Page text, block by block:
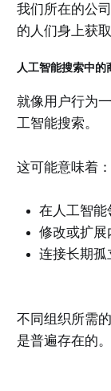
我们所在的公
的人们身上获取
人工智能搜索中的
就像用户行为
工智能搜索。
这可能意味着：
在人工智能
修改或扩展
连接长期孤
不同组织所需
是普遍存在的。